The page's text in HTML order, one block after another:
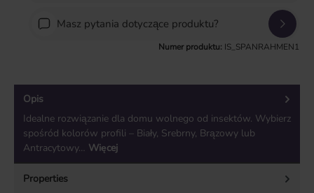
Masz pytania dotyczące produktu?
Numer produktu: IS_SPANRAHMEN1
Opis
Idealne rozwiązanie dla domu wolnego od insektów. Wybierz
spośród kolorów profili – Biały, Srebrny, Brązowy lub
Antracytowy… Więcej
Properties